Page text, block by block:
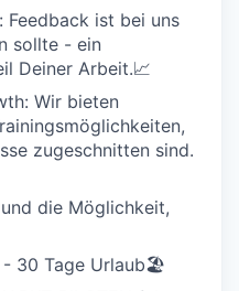
Feedback ist bei uns
sollte - ein
Deiner Arbeit.📈
Wir bieten
zugeschnitten sind.
die Möglichkeit,
- 30 Tage Urlaub🏖️